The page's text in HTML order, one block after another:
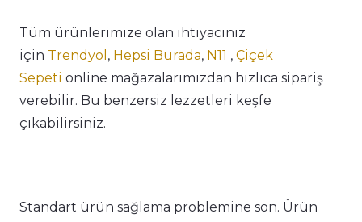
Tüm ürünlerimize olan ihtiyacınız
için Trendyol , Hepsi Burada, N11 , Çiçek
Sepeti online mağazalarımızdan hızlıca sipariş
verebilir. Bu benzersiz lezzetleri keşfe
çıkabilirsiniz.
Standart ürün sağlama problemine son. Ürün